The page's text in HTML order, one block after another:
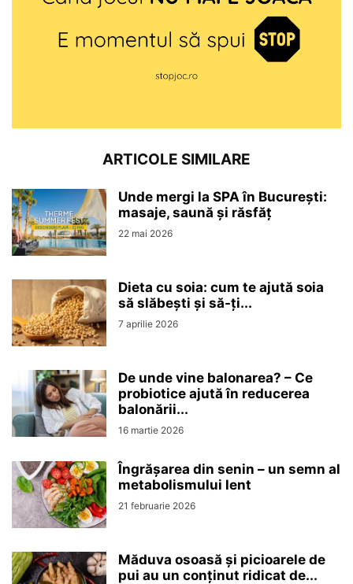
ARTICOLE SIMILARE
Unde mergi la SPA în București:
masaje, saună și răsfăț
22 mai 2026
Dieta cu soia: cum te ajută soia
să slăbești și să-ți...
7 aprilie 2026
De unde vine balonarea? – Ce
probiotice ajută în reducerea
balonării...
16 martie 2026
Îngrășarea din senin – un semn al
metabolismului lent
21 februarie 2026
Măduva osoasă și picioarele de
pui au un conținut ridicat de...